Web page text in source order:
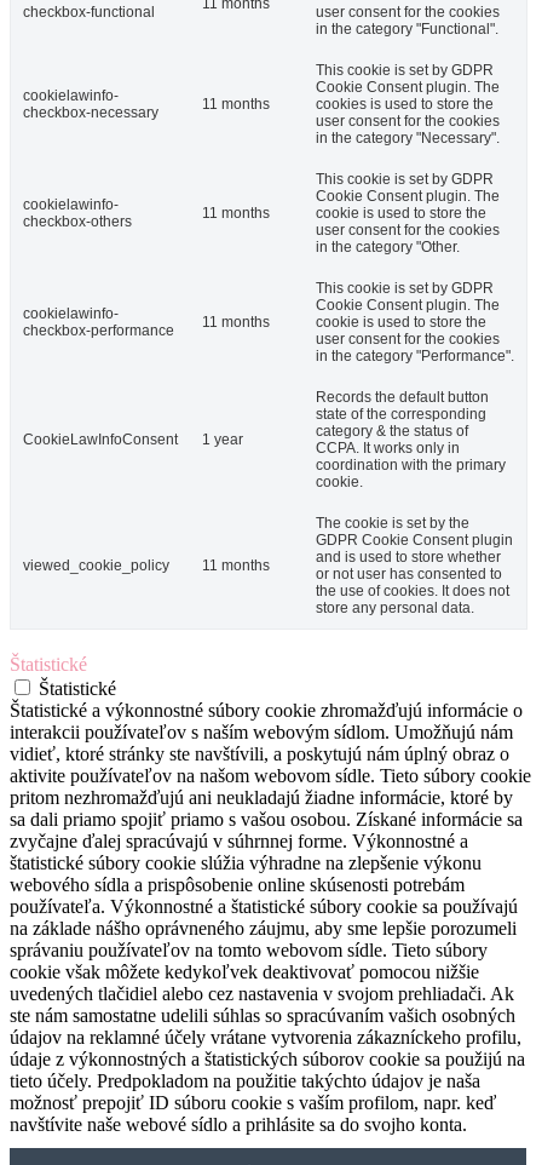
checkbox-functional
11 months
user consent for the cookies
in the category "Functional".
cookielawinfo-
checkbox-necessary
11 months
This cookie is set by GDPR
Cookie Consent plugin. The
cookies is used to store the
user consent for the cookies
in the category "Necessary".
cookielawinfo-
checkbox-others
11 months
This cookie is set by GDPR
Cookie Consent plugin. The
cookie is used to store the
user consent for the cookies
in the category "Other.
cookielawinfo-
checkbox-performance
11 months
This cookie is set by GDPR
Cookie Consent plugin. The
cookie is used to store the
user consent for the cookies
in the category "Performance".
CookieLawInfoConsent 1 year
Records the default button
state of the corresponding
category & the status of
CCPA. It works only in
coordination with the primary
cookie.
viewed_cookie_policy 11 months
The cookie is set by the
GDPR Cookie Consent plugin
and is used to store whether
or not user has consented to
the use of cookies. It does not
store any personal data.
Štatistické
Štatistické
Štatistické a výkonnostné súbory cookie zhromažďujú informácie o
interakcii používateľov s naším webovým sídlom. Umožňujú nám
vidieť, ktoré stránky ste navštívili, a poskytujú nám úplný obraz o
aktivite používateľov na našom webovom sídle. Tieto súbory cookie
pritom nezhromažďujú ani neukladajú žiadne informácie, ktoré by
sa dali priamo spojiť priamo s vašou osobou. Získané informácie sa
zvyčajne ďalej spracúvajú v súhrnnej forme. Výkonnostné a
štatistické súbory cookie slúžia výhradne na zlepšenie výkonu
webového sídla a prispôsobenie online skúsenosti potrebám
používateľa. Výkonnostné a štatistické súbory cookie sa používajú
na základe nášho oprávneného záujmu, aby sme lepšie porozumeli
správaniu používateľov na tomto webovom sídle. Tieto súbory
cookie však môžete kedykoľvek deaktivovať pomocou nižšie
uvedených tlačidiel alebo cez nastavenia v svojom prehliadači. Ak
ste nám samostatne udelili súhlas so spracúvaním vašich osobných
údajov na reklamné účely vrátane vytvorenia zákazníckeho profilu,
údaje z výkonnostných a štatistických súborov cookie sa použijú na
tieto účely. Predpokladom na použitie takýchto údajov je naša
možnosť prepojiť ID súboru cookie s vaším profilom, napr. keď
navštívite naše webové sídlo a prihlásite sa do svojho konta.